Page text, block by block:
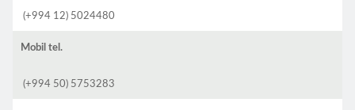
(+994 12) 5024480
Mobil tel.
(+994 50) 5753283